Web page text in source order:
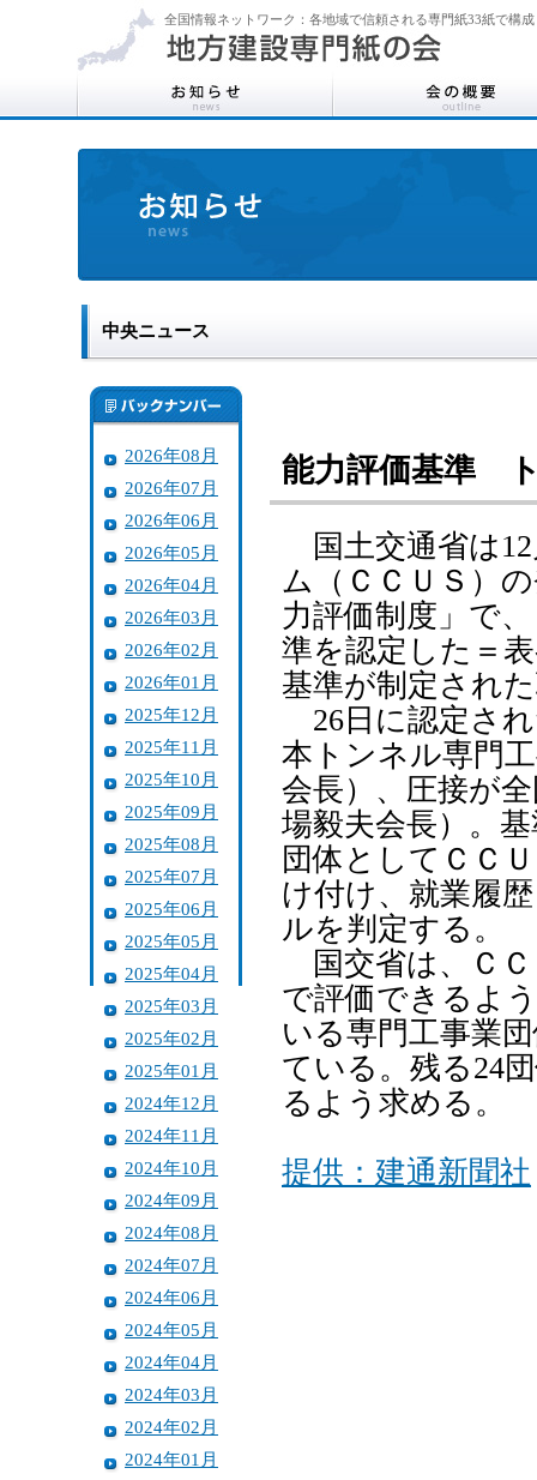
全国情報ネットワーク：各地域で信頼される専門紙33紙で構成
中央ニュース
2026年08月
2026年07月
2026年06月
2026年05月
2026年04月
2026年03月
2026年02月
2026年01月
2025年12月
2025年11月
2025年10月
2025年09月
2025年08月
2025年07月
2025年06月
2025年05月
2025年04月
2025年03月
2025年02月
2025年01月
2024年12月
2024年11月
2024年10月
2024年09月
2024年08月
2024年07月
2024年06月
2024年05月
2024年04月
2024年03月
2024年02月
2024年01月
能力評価基準
国土交通省は
ム（ＣＣＵＳ）
力評価制度」で
準を認定した＝
基準が制定され
26日に認定さ
本トンネル専門
会長）、圧接が
場毅夫会長）。
団体としてＣＣ
け付け、就業履
ルを判定する。
国交省は、ＣＣ
で評価できるよ
いる専門工事業
ている。残る24
るよう求める。
提供：建通新聞社